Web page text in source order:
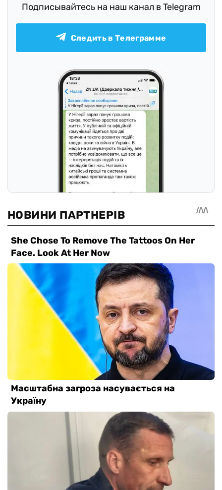
Подписывайтесь на наш канал в Telegram
Следить в Телеграмме